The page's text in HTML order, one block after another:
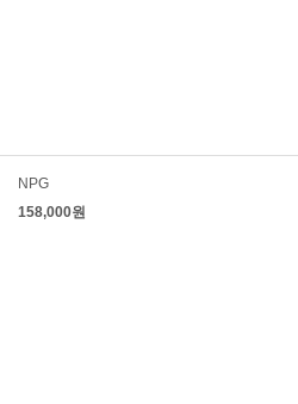
NPG
158,000원